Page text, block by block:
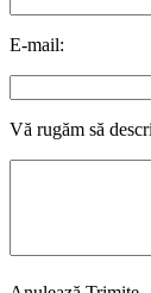
E-mail:
Vă rugăm să